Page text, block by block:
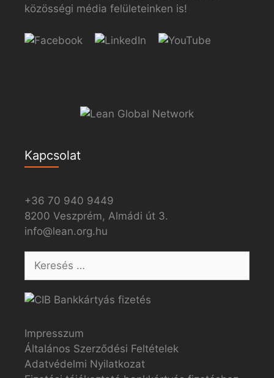
közösségi média felületeinken is!
Kapcsolat
+36 70 940 9449
8200 Veszprém, Almádi út 3.
info@lean.org.hu
Impresszum
Általános Szerződési Feltételek
Adatvédelmi Nyilatkozat